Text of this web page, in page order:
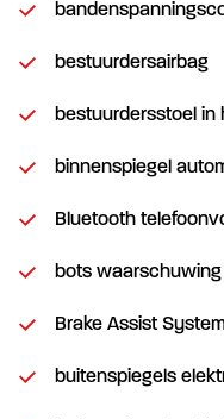
bestuurdersairbag
bestuurdersstoel in
binnenspiegel
Bluetooth
bots
Brake Assist
buitenspiegels